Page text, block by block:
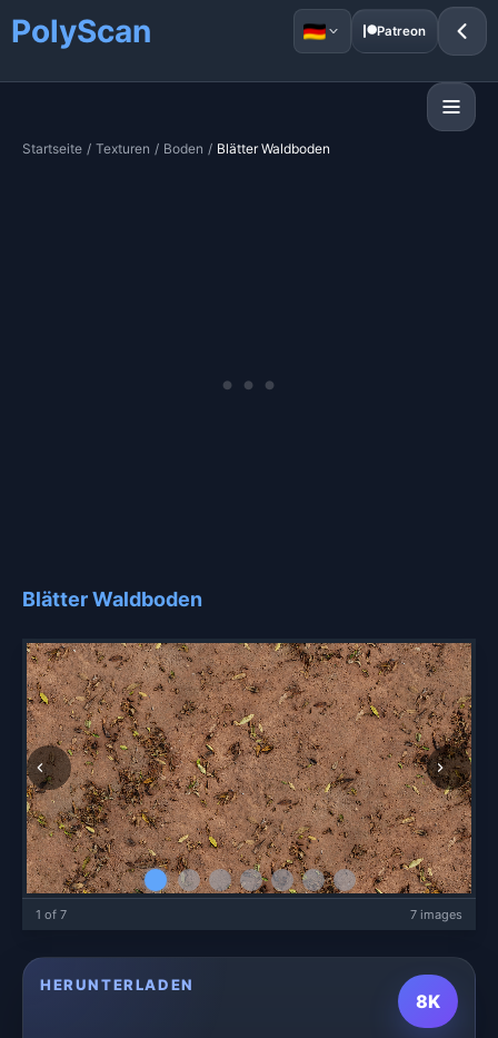
PolyScan Patreon
Startseite / Texturen / Boden / Blätter Waldboden
Blätter Waldboden
1 of 7 7 images
HERUNTERLADEN
8K